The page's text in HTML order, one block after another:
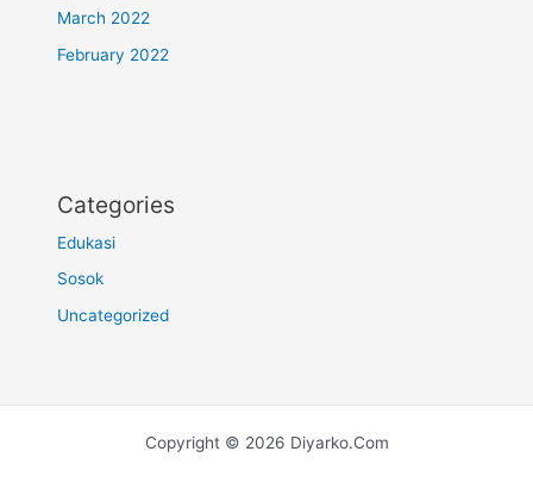
March 2022
February 2022
Categories
Edukasi
Sosok
Uncategorized
Copyright © 2026 Diyarko.Com